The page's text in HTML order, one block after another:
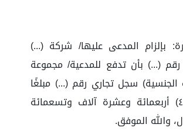
بإلزام المدعى عليها/ شركة (...)
(...) بأن تدفع للمدعية/ مجموعة
الجنسية) سجل تجاري رقم (...) مبلغًا
قدره (٤١٠.٩١٢) أربعمائة وعشرة آلاف وتسعمائة
والله الموفق.